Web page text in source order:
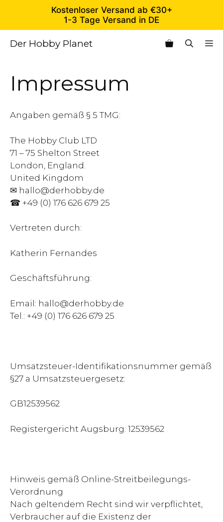
springen
Kostenloser Versand ab €30+
1-3 Tage Versand in DE
Der Hobby Planet
Impressum
Angaben gemäß § 5 TMG:
The Hobby Club LTD
71 – 75 Shelton Street
London, England.
United Kingdom
✉ hallo@derhobby.de
☎ +49 (0) 176 626 679 25
Vertreten durch:
Katherin Fernandes
Geschäftsführung:
Email: hallo@derhobby.de
Tel.: +49 (0) 176 626 679 25
Umsatzsteuer-Identifikationsnummer gemäß
§27 a Umsatzsteuergesetz:
GB12539562
Registergericht Augsburg: 12539562
Hinweis gemäß Online-Streitbeilegungs-
Verordnung
Nach geltendem Recht sind wir verpflichtet,
Verbraucher auf die Existenz der